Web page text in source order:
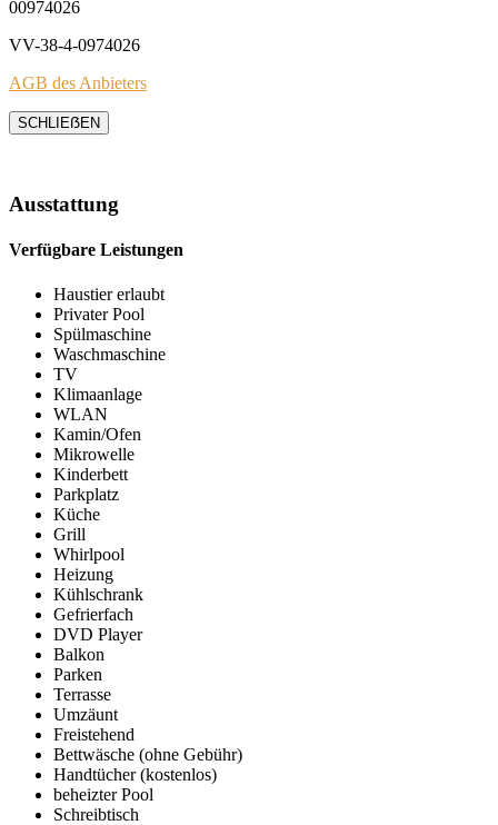
00974026
VV-38-4-0974026
AGB des Anbieters
SCHLIEẞEN
Ausstattung
Verfügbare Leistungen
Haustier erlaubt
Privater Pool
Spülmaschine
Waschmaschine
TV
Klimaanlage
WLAN
Kamin/Ofen
Mikrowelle
Kinderbett
Parkplatz
Küche
Grill
Whirlpool
Heizung
Kühlschrank
Gefrierfach
DVD Player
Balkon
Parken
Terrasse
Umzäunt
Freistehend
Bettwäsche (ohne Gebühr)
Handtücher (kostenlos)
beheizter Pool
Schreibtisch